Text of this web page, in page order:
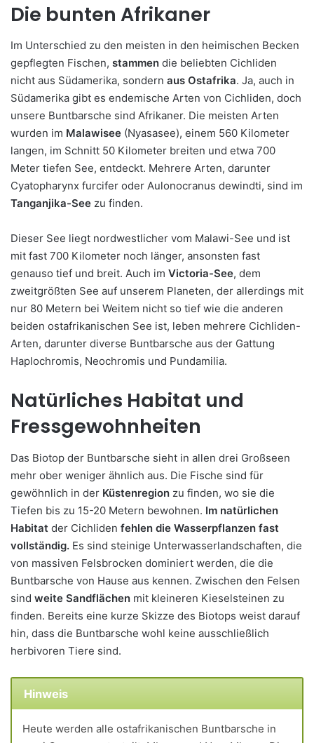
Die bunten Afrikaner
Im Unterschied zu den meisten in den heimischen Becken
gepflegten Fischen, stammen die beliebten Cichliden
nicht aus Südamerika, sondern aus Ostafrika. Ja, auch in
Südamerika gibt es endemische Arten von Cichliden, doch
unsere Buntbarsche sind Afrikaner. Die meisten Arten
wurden im Malawisee (Nyasasee), einem 560 Kilometer
langen, im Schnitt 50 Kilometer breiten und etwa 700
Meter tiefen See, entdeckt. Mehrere Arten, darunter
Cyatopharynx furcifer oder Aulonocranus dewindti, sind im
Tanganjika-See zu finden.
Dieser See liegt nordwestlicher vom Malawi-See und ist
mit fast 700 Kilometer noch länger, ansonsten fast
genauso tief und breit. Auch im Victoria-See, dem
zweitgrößten See auf unserem Planeten, der allerdings mit
nur 80 Metern bei Weitem nicht so tief wie die anderen
beiden ostafrikanischen See ist, leben mehrere Cichliden-
Arten, darunter diverse Buntbarsche aus der Gattung
Haplochromis, Neochromis und Pundamilia.
Natürliches Habitat und
Fressgewohnheiten
Das Biotop der Buntbarsche sieht in allen drei Großseen
mehr ober weniger ähnlich aus. Die Fische sind für
gewöhnlich in der Küstenregion zu finden, wo sie die
Tiefen bis zu 15-20 Metern bewohnen. Im natürlichen
Habitat der Cichliden fehlen die Wasserpflanzen fast
vollständig. Es sind steinige Unterwasserlandschaften, die
von massiven Felsbrocken dominiert werden, die die
Buntbarsche von Hause aus kennen. Zwischen den Felsen
sind weite Sandflächen mit kleineren Kieselsteinen zu
finden. Bereits eine kurze Skizze des Biotops weist darauf
hin, dass die Buntbarsche wohl keine ausschließlich
herbivoren Tiere sind.
Hinweis
Heute werden alle ostafrikanischen Buntbarsche in